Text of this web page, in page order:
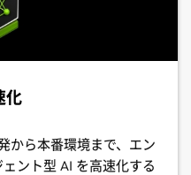
化
から本番環境まで、エン
ント型 AI を高速化する